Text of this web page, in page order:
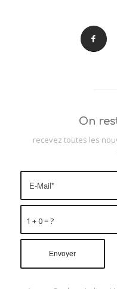
On
recevez toutes les
1 + 0 = ?